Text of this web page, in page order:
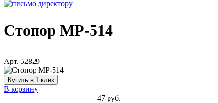
Стопор МР-514
Арт. 52829
Купить в 1 клик
В корзину
47 руб.